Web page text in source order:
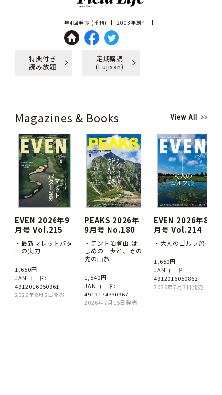
年4回発売 (季刊) 2003年創刊
特典付き
読み放題
定期購読
(Fujisan)
Magazines & Books View All
EVEN 2026年9
月号 Vol.215
・最新マレットパタ
ーの実力
1,650円
JANコード:
4912016050961
2026年8月5日発売
PEAKS 2026年
9月号 No.180
・テント泊登山 は
じめの一歩と、その
先の山旅
1,540円
JANコード:
4912174330967
2026年7月15日発売
EVEN 2026年8
月号 Vol.214
・大人のゴルフ旅
1,650円
JANコード:
4912016050862
2026年7月3日発売